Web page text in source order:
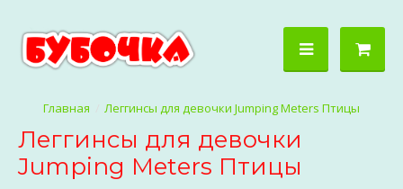
Леггинсы для девочки Jumping Meters Птицы
Леггинсы для девочки
Jumping Meters Птицы